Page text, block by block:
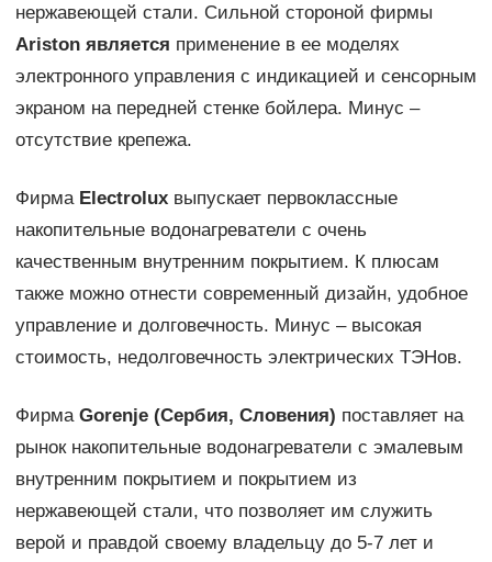
нержавеющей стали. Сильной стороной фирмы
Ariston является применение в ее моделях
электронного управления с индикацией и сенсорным
экраном на передней стенке бойлера. Минус –
отсутствие крепежа.
Фирма Electroluxвыпускает первоклассные
накопительные водонагреватели с очень
качественным внутренним покрытием. К плюсам
также можно отнести современный дизайн, удобное
управление и долговечность. Минус – высокая
стоимость, недолговечность электрических ТЭНов.
Фирма Gorenje (Сербия, Словения) поставляет на
рынок накопительные водонагреватели с эмалевым
внутренним покрытием и покрытием из
нержавеющей стали, что позволяет им служить
верой и правдой своему владельцу до 5-7 лет и